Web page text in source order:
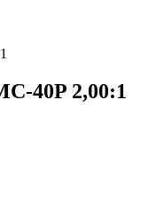
40P 2,00:1